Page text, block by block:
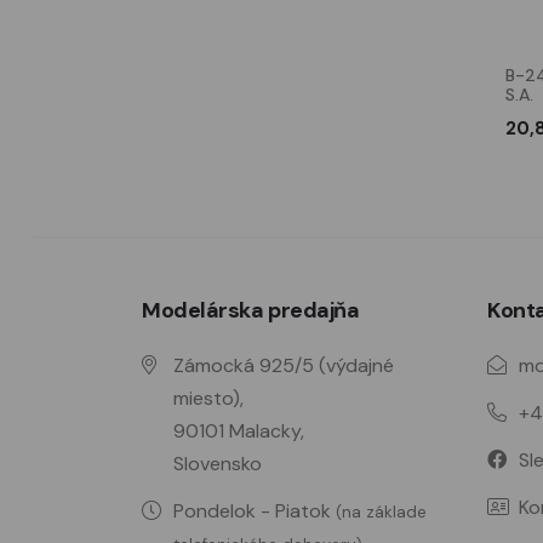
B-
S.A.
Modelárska predajňa
Zámocká 925/5 (výdajné
miesto),
90101 Malacky,
Slovensko
Pondelok - Piatok (na základe